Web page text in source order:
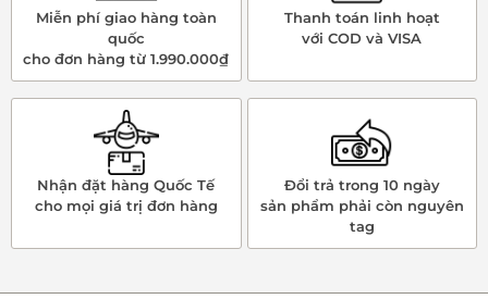
Miễn phí giao hàng toàn
quốc
cho đơn hàng từ 1.990.000₫
Thanh toán linh hoạt
với COD và VISA
Nhận đặt hàng Quốc Tế
cho mọi giá trị đơn hàng
Đổi trả trong 10 ngày
sản phẩm phải còn nguyên
tag